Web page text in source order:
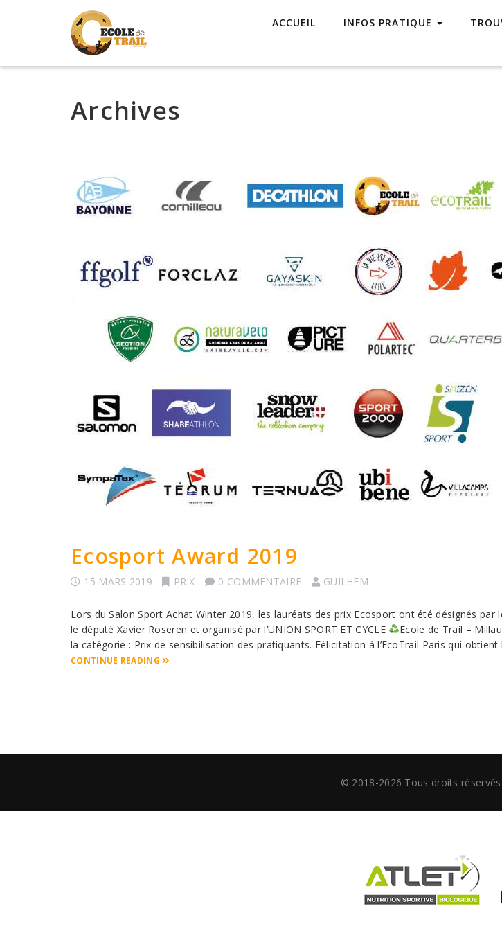
ACCUEIL INFOS PRATIQUE
Archives
Ecosport Award 2019
15 MARS 2019 PRIX 0 COMMENTAIRE GUILHEM
Lors du Salon Sport Achat Winter 2019, les lauréats des prix Ecosport ont été désignés par
le député Xavier Roseren et organisé par l’UNION SPORT ET CYCLE
Ecole de Trail –
la catégorie : Prix de sensibilisation des pratiquants. Félicitation à l’EcoTrail Paris qui obtient
CONTINUE READING
© 2018-2026 Tous droits